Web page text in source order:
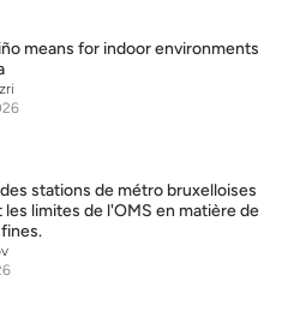
means for indoor environments
stations de métro bruxelloises
les limites de l'OMS en matière de